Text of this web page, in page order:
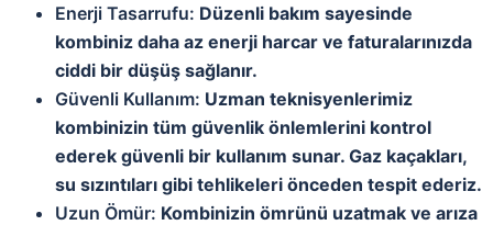
Enerji Tasarrufu: Düzenli bakım sayesinde
kombiniz daha az enerji harcar ve faturalarınızda
ciddi bir düşüş sağlanır.
Güvenli Kullanım: Uzman teknisyenlerimiz
kombinizin tüm güvenlik önlemlerini kontrol
ederek güvenli bir kullanım sunar. Gaz kaçakları,
su sızıntıları gibi tehlikeleri önceden tespit ederiz.
Uzun Ömür: Kombinizin ömrünü uzatmak ve arıza